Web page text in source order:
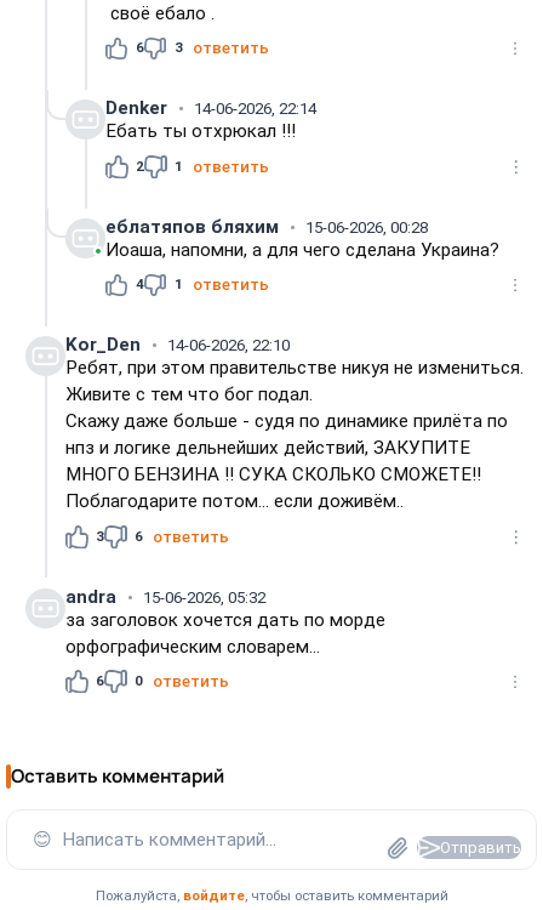
своё ебало .
6 3 ответить
Denker 14-06-2026, 22:14
Ебать ты отхрюкал !!!
2 1 ответить
еблатяпов бляхим 15-06-2026, 00:28
Иоаша, напомни, а для чего сделана Украина?
4 1 ответить
Kor_Den 14-06-2026, 22:10
Ребят, при этом правительстве никуя не измениться.
Живите с тем что бог подал.
Скажу даже больше - судя по динамике прилёта по
нпз и логике дельнейших действий, ЗАКУПИТЕ
МНОГО БЕНЗИНА !! СУКА СКОЛЬКО СМОЖЕТЕ!!
Поблагодарите потом... если доживём..
3 6 ответить
andra 15-06-2026, 05:32
за заголовок хочется дать по морде
орфографическим словарем...
6 0 ответить
Оставить комментарий
😊 Написать комментарий... Отправить
Пожалуйста, войдите, чтобы оставить комментарий